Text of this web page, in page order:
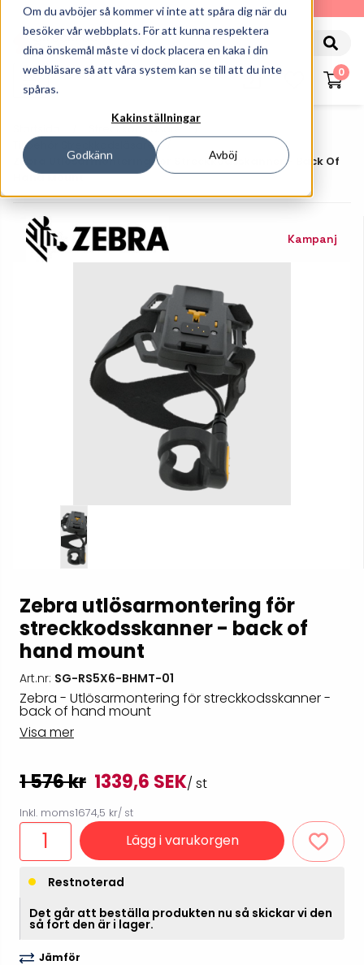
Om du avböjer så kommer vi inte att spåra dig när du
besöker vår webbplats. För att kunna respektera
dina önskemål måste vi dock placera en kaka i din
webbläsare så att våra system kan se till att du inte
spåras.
Kakinställningar
Godkänn Avböj
010-162 61 90
0
Streckkodsläsare
Tillbehör Streckkodsläsare
Zebra Utlösarmontering För Streckkodsskanner - Back Of
Hand Mount
Kampanj
Zebra utlösarmontering för
streckkodsskanner - back of
hand mount
Art.nr: SG-RS5X6-BHMT-01
Zebra - Utlösarmontering för streckkodsskanner -
back of hand mount
Visa mer
1 576 kr 1339,6 SEK/ st
Inkl. moms1674,5 kr/ st
Lägg i varukorgen
Restnoterad
Det går att beställa produkten nu så skickar vi den
så fort den är i lager.
Jämför